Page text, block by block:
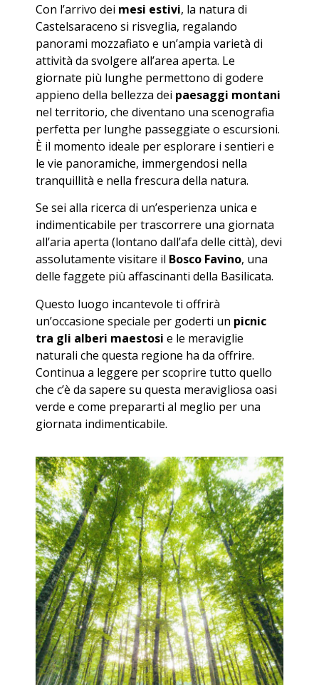
Con l’arrivo dei mesi estivi, la natura di
Castelsaraceno si risveglia, regalando
panorami mozzafiato e un’ampia varietà di
attività da svolgere all’area aperta. Le
giornate più lunghe permettono di godere
appieno della bellezza dei paesaggi montani
nel territorio, che diventano una scenografia
perfetta per lunghe passeggiate o escursioni.
È il momento ideale per esplorare i sentieri e
le vie panoramiche, immergendosi nella
tranquillità e nella frescura della natura.
Se sei alla ricerca di un’esperienza unica e
indimenticabile per trascorrere una giornata
all’aria aperta (lontano dall’afa delle città), devi
assolutamente visitare il Bosco Favino, una
delle faggete più affascinanti della Basilicata.
Questo luogo incantevole ti offrirà
un’occasione speciale per goderti un picnic
tra gli alberi maestosie le meraviglie
naturali che questa regione ha da offrire.
Continua a leggere per scoprire tutto quello
che c’è da sapere su questa meravigliosa oasi
verde e come prepararti al meglio per una
giornata indimenticabile.